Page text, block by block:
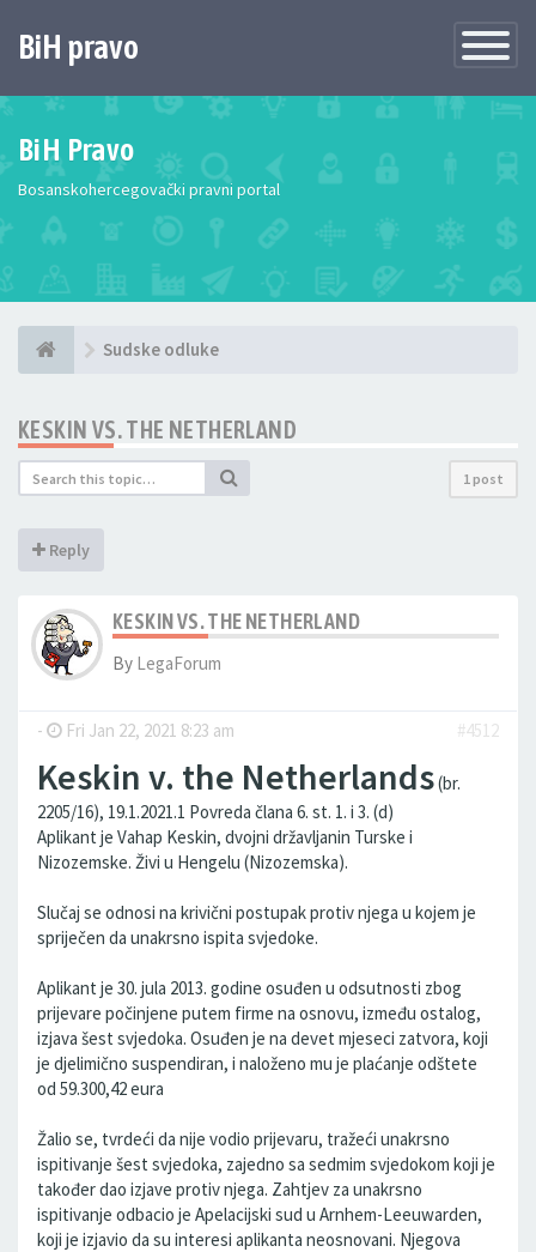
Toggle
BiH pravo
BiH Pravo
Bosanskohercegovački pravni portal
Sudske odluke
KESKIN VS. THE NETHERLAND
1 post
Reply
KESKIN VS. THE NETHERLAND
By LegaForum
- Fri Jan 22, 2021 8:23 am #4512
Keskin v. the Netherlands(br.
2205/16), 19.1.2021.1 Povreda člana 6. st. 1. i 3. (d)
Aplikant je Vahap Keskin, dvojni državljanin Turske i
Nizozemske. Živi u Hengelu (Nizozemska).
Slučaj se odnosi na krivični postupak protiv njega u kojem je
spriječen da unakrsno ispita svjedoke.
Aplikant je 30. jula 2013. godine osuđen u odsutnosti zbog
prijevare počinjene putem firme na osnovu, između ostalog,
izjava šest svjedoka. Osuđen je na devet mjeseci zatvora, koji
je djelimično suspendiran, i naloženo mu je plaćanje odštete
od 59.300,42 eura
Žalio se, tvrdeći da nije vodio prijevaru, tražeći unakrsno
ispitivanje šest svjedoka, zajedno sa sedmim svjedokom koji je
također dao izjave protiv njega. Zahtjev za unakrsno
ispitivanje odbacio je Apelacijski sud u Arnhem-Leeuwarden,
koji je izjavio da su interesi aplikanta neosnovani. Njegova